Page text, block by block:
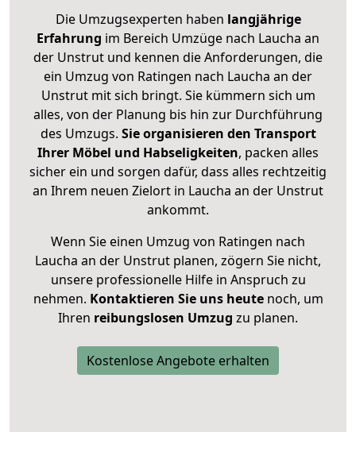
Die Umzugsexperten haben langjährige
Erfahrung im Bereich Umzüge nach Laucha an
der Unstrut und kennen die Anforderungen, die
ein Umzug von Ratingen nach Laucha an der
Unstrut mit sich bringt. Sie kümmern sich um
alles, von der Planung bis hin zur Durchführung
des Umzugs. Sie organisieren den Transport
Ihrer Möbel und Habseligkeiten, packen alles
sicher ein und sorgen dafür, dass alles rechtzeitig
an Ihrem neuen Zielort in Laucha an der Unstrut
ankommt.
Wenn Sie einen Umzug von Ratingen nach
Laucha an der Unstrut planen, zögern Sie nicht,
unsere professionelle Hilfe in Anspruch zu
nehmen. Kontaktieren Sie uns heutenoch, um
Ihren reibungslosen Umzug zu planen.
Kostenlose Angebote erhalten